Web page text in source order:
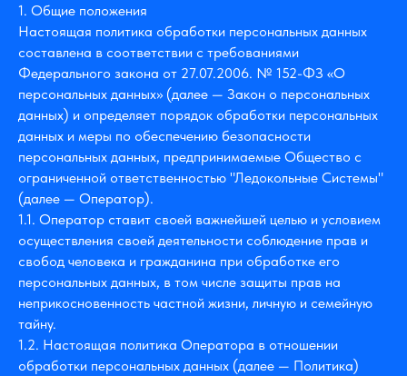
1. Общие положения
Настоящая политика обработки персональных данных
составлена в соответствии с требованиями
Федерального закона от 27.07.2006. № 152-ФЗ «О
персональных данных» (далее — Закон о персональных
данных) и определяет порядок обработки персональных
данных и меры по обеспечению безопасности
персональных данных, предпринимаемые Общество с
ограниченной ответственностью "Ледокольные Системы"
(далее — Оператор).
1.1. Оператор ставит своей важнейшей целью и условием
осуществления своей деятельности соблюдение прав и
свобод человека и гражданина при обработке его
персональных данных, в том числе защиты прав на
неприкосновенность частной жизни, личную и семейную
тайну.
1.2. Настоящая политика Оператора в отношении
обработки персональных данных (далее — Политика)